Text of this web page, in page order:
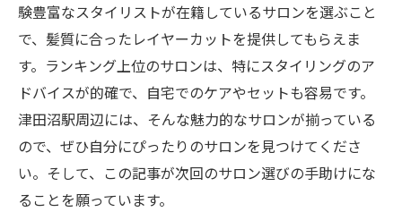
験豊富なスタイリストが在籍しているサロンを選ぶこと
で、髪質に合ったレイヤーカットを提供してもらえま
す。ランキング上位のサロンは、特にスタイリングのア
ドバイスが的確で、自宅でのケアやセットも容易です。
津田沼駅周辺には、そんな魅力的なサロンが揃っている
ので、ぜひ自分にぴったりのサロンを見つけてくださ
い。そして、この記事が次回のサロン選びの手助けにな
ることを願っています。